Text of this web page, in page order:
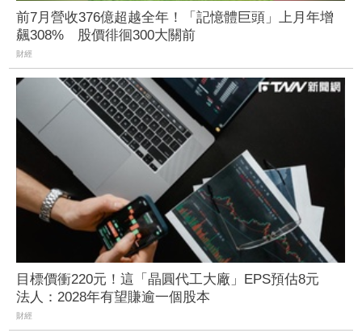
前7月營收376億超越全年！「記憶體巨頭」上月年增
飆308% 股價徘徊300大關前
財經
目標價衝220元！這「晶圓代工大廠」EPS預估8元
法人：2028年有望賺逾一個股本
財經